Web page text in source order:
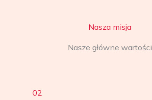
Nasza misja
Nasze główne wartości
02